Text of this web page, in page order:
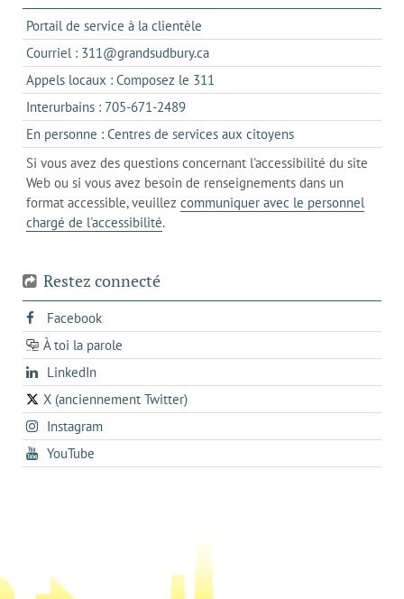
Portail de service à la clientèle
dans
un
nouvel
Courriel : 311@grandsudbury.cas'ouvre
dans
votre
de
messagerie
Appels locaux : Composez le 311
dans
un
client
de
votre
téléphone
Interurbains : 705-671-2489s'ouvre
dans
un
client
de
votre
En personne : Centres de services aux citoyenss'ouvre
dans
l'onglet
actuel
Si vous avez des questions concernant l'accessibilité du site
Web ou si vous avez besoin de renseignements dans un
format accessible, veuillez communiquer avec le personnel
chargé de l'accessibilité.
Restez connecté
Facebooks'ouvre
dans
un
onglet
À toi la parole
opens
in
a
new
tab
LinkedInopens
in
a
new
X (anciennement Twitter)
s'ouvre
dans
un
nouvel
Instagrams'ouvre
dans
un
YouTube
dans